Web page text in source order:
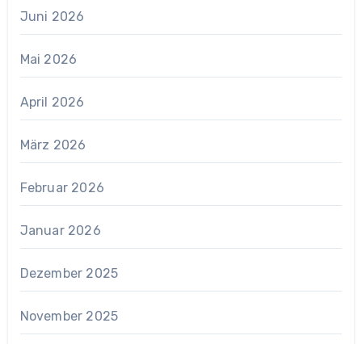
Juni 2026
Mai 2026
April 2026
März 2026
Februar 2026
Januar 2026
Dezember 2025
November 2025